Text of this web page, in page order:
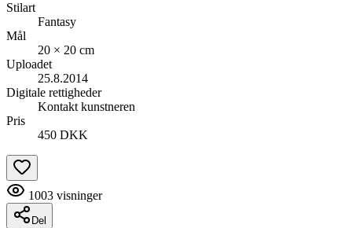
Stilart
Fantasy
Mål
20 × 20 cm
Uploadet
25.8.2014
Digitale rettigheder
Kontakt kunstneren
Pris
450 DKK
1003 visninger
Del